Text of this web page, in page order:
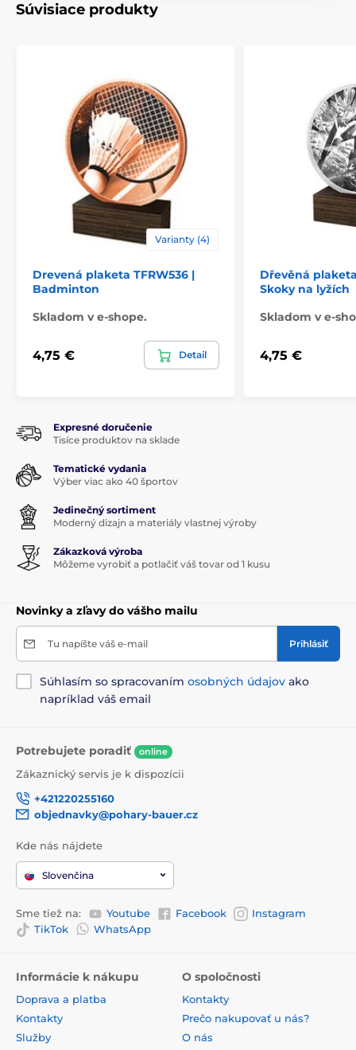
Spôsob personalizácie
Súvisiace produkty
Varianty (4)
Drevená plaketa TFRW536 |
Badminton
Skladom v e-shope.
4,75 € Detail
Dřevěná
Skoky na lyžích
Skladom v e-
4,75 €
Expresné doručenie
Tisíce produktov na sklade
Tematické vydania
Výber viac ako 40 športov
Jedinečný sortiment
Moderný dizajn a materiály vlastnej výroby
Zákazková výroba
Môžeme vyrobiť a potlačiť váš tovar od 1 kusu
Novinky a zľavy do vášho mailu
Tu napíšte váš e-mail Prihlásiť
Súhlasím so spracovaním osobných údajov ako
napríklad váš email
Potrebujete poradiť online
Zákaznický servis je k dispozícii
+421220255160
objednavky@pohary-bauer.cz
Kde nás nájdete
Slovenčina
Sme tiež na: Youtube Facebook
Instagram
TikTok
WhatsApp
Informácie k nákupu
Doprava a platba
Kontakty
Služby
O spoločnosti
Kontakty
Prečo nakupovať u nás?
O nás